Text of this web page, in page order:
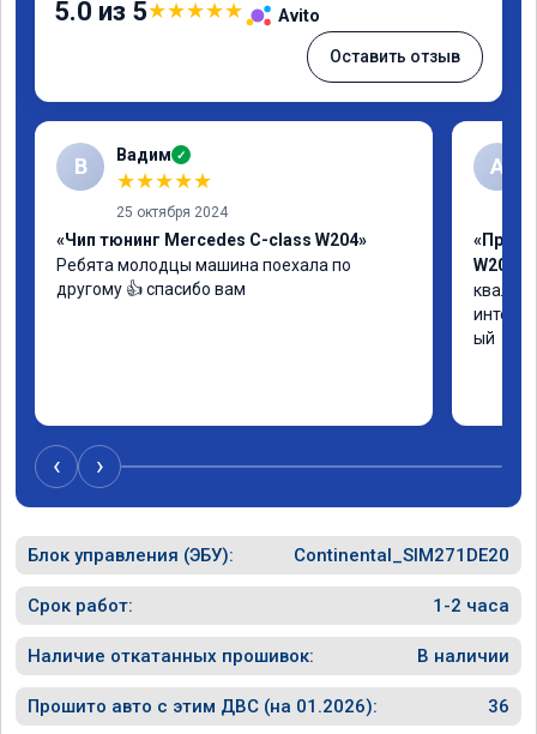
5.0 из 5★★★★★ Avito
Оставить отзыв
В Вадим ✓
★★★★★
25 октября 2024
«Чип тюнинг Mercedes C-class W204»
Ребята молодцы машина поехала по
другому 👍 спасибо вам
А
W205»
ый
‹ ›
Блок управления (ЭБУ): Continental_SIM271DE20
Срок работ: 1-2 часа
Наличие откатанных прошивок: В наличии
Прошито авто с этим ДВС (на 01.2026): 36